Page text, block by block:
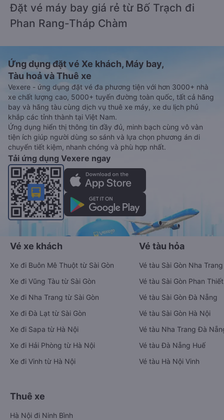
Đặt vé máy bay giá rẻ từ Bố Trạch đi
Phan Rang-Tháp Chàm
Ứng dụng đặt vé Xe khách, Máy bay,
Tàu hoả và Thuê xe
Vexere - ứng dụng đặt vé đa phương tiện với hơn 3000+ nhà
xe chất lượng cao, 5000+ tuyến đường toàn quốc, tất cả hãng
bay và hãng tàu cùng dịch vụ thuê xe máy, xe du lịch phủ
khắp các tỉnh thành tại Việt Nam.
Ứng dụng hiển thị thông tin đầy đủ, minh bạch cùng vô vàn
tiện ích giúp người dùng so sánh và lựa chọn phương án di
chuyển tiết kiệm, nhanh chóng và phù hợp nhất.
Tải ứng dụng Vexere ngay
Vé xe khách
Xe đi Buôn Mê Thuột từ Sài Gòn
Xe đi Vũng Tàu từ Sài Gòn
Xe đi Nha Trang từ Sài Gòn
Xe đi Đà Lạt từ Sài Gòn
Xe đi Sapa từ Hà Nội
Xe đi Hải Phòng từ Hà Nội
Xe đi Vinh từ Hà Nội
Vé tàu hỏa
Vé tàu Sài Gòn Nha Trang
Vé tàu Sài Gòn Phan Thiết
Vé tàu Sài Gòn Đà Nẵng
Vé tàu Sài Gòn Hà Nội
Vé tàu Nha Trang Đà
Vé tàu Đà Nẵng Huế
Vé tàu Hà Nội Vinh
Thuê xe
Hà Nội đi Ninh Bình